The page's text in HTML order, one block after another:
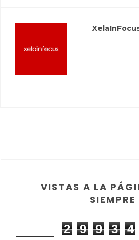
VISTAS A LA
SIEMPRE
2 9 9 3 4